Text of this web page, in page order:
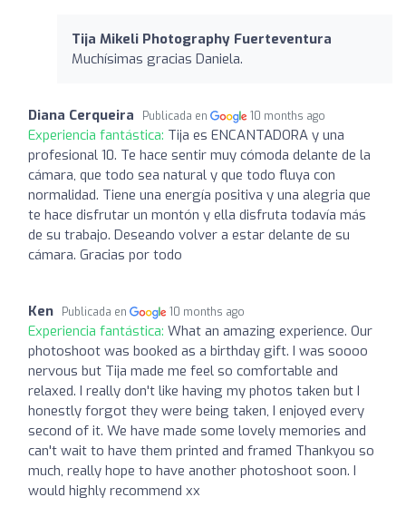
Tija Mikeli Photography Fuerteventura
Muchísimas gracias Daniela.
Diana Cerqueira Publicada en 10 months ago
Experiencia fantástica: Tija es ENCANTADORA y una
profesional 10. Te hace sentir muy cómoda delante de la
cámara, que todo sea natural y que todo fluya con
normalidad. Tiene una energía positiva y una alegria que
te hace disfrutar un montón y ella disfruta todavía más
de su trabajo. Deseando volver a estar delante de su
cámara. Gracias por todo
Ken Publicada en 10 months ago
Experiencia fantástica: What an amazing experience. Our
photoshoot was booked as a birthday gift. I was soooo
nervous but Tija made me feel so comfortable and
relaxed. I really don't like having my photos taken but I
honestly forgot they were being taken, I enjoyed every
second of it. We have made some lovely memories and
can't wait to have them printed and framed Thankyou so
much, really hope to have another photoshoot soon. I
would highly recommend xx